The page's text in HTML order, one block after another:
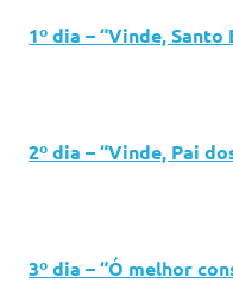
1º dia – “Vinde,
2º dia – “Vinde, Pai
3º dia –“Ó melhor